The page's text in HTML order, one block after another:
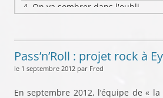
4. On va sombrer dans l'oubli
8.Ton coeur sonne occupé
9.Être écouté
Pass’n’Roll : projet rock à
le 1 septembre 2012 par Fred
En septembre 2012, l’équipe de « la